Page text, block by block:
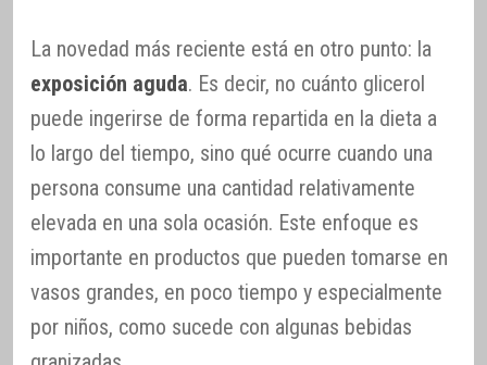
La novedad más reciente está en otro punto: la
exposición aguda. Es decir, no cuánto glicerol
puede ingerirse de forma repartida en la dieta a
lo largo del tiempo, sino qué ocurre cuando una
persona consume una cantidad relativamente
elevada en una sola ocasión. Este enfoque es
importante en productos que pueden tomarse en
vasos grandes, en poco tiempo y especialmente
por niños, como sucede con algunas bebidas